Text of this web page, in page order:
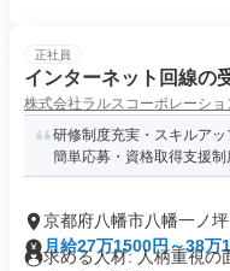
正社員
インターネット回線の
株式会社ラルスコーポレーショ
研修制度充実・スキルア
簡単応募・資格取得支援制
京都府八幡市八幡一ノ坪
月給27万1500円～38万
求める人材: 人柄重視の